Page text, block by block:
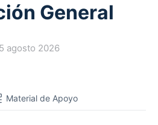
General
5 agosto 2026
Material de Apoyo